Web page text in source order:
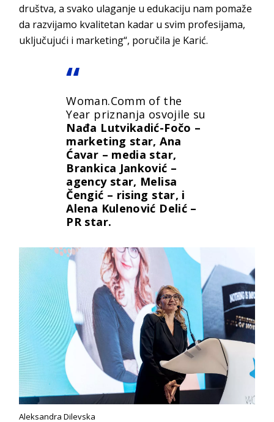
društva, a svako ulaganje u edukaciju nam pomaže
da razvijamo kvalitetan kadar u svim profesijama,
uključujući i marketing“, poručila je Karić.
Woman.Comm of the
Year priznanja osvojile su
Nađa Lutvikadić-Fočo –
marketing star, Ana
Ćavar – media star,
Brankica Janković –
agency star, Melisa
Čengić – rising star, i
Alena Kulenović Delić –
PR star.
Aleksandra Dilevska